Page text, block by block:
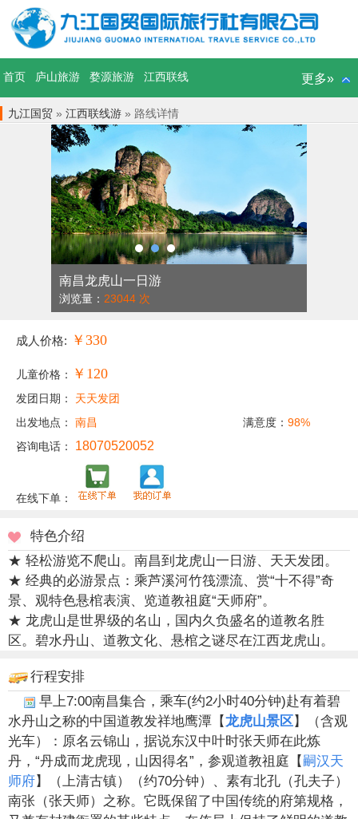
首页 庐山旅游 婺源旅游 江西联线 更多»
九江国贸 » 江西联线游 » 路线详情
南昌龙虎山一日游
浏览量： 23044 次
成人价格: ￥330
儿童价格： ￥120
发团日期： 天天发团
出发地点： 南昌 满意度： 98%
咨询电话： 18070520052
在线下单：
特色介绍
★ 轻松游览不爬山。南昌到龙虎山一日游、天天发团。
★ 经典的必游景点：乘芦溪河竹筏漂流、赏“十不得”奇
景、观特色悬棺表演、览道教祖庭“天师府”。
★ 龙虎山是世界级的名山，国内久负盛名的道教名胜
区。碧水丹山、道教文化、悬棺之谜尽在江西龙虎山。
行程安排
早上7:00南昌集合，乘车(约2小时40分钟)赴有着碧
水丹山之称的中国道教发祥地鹰潭【龙虎山景区】（含观
光车）：原名云锦山，据说东汉中叶时张天师在此炼
丹，“丹成而龙虎现，山因得名”，参观道教祖庭【 嗣汉天
师府】（上清古镇）（约70分钟）、素有北孔（孔夫子）
南张（张天师）之称。它既保留了中国传统的府第规格，